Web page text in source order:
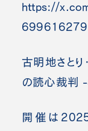
https://
古明地さとり
の読心裁判 -
開催は